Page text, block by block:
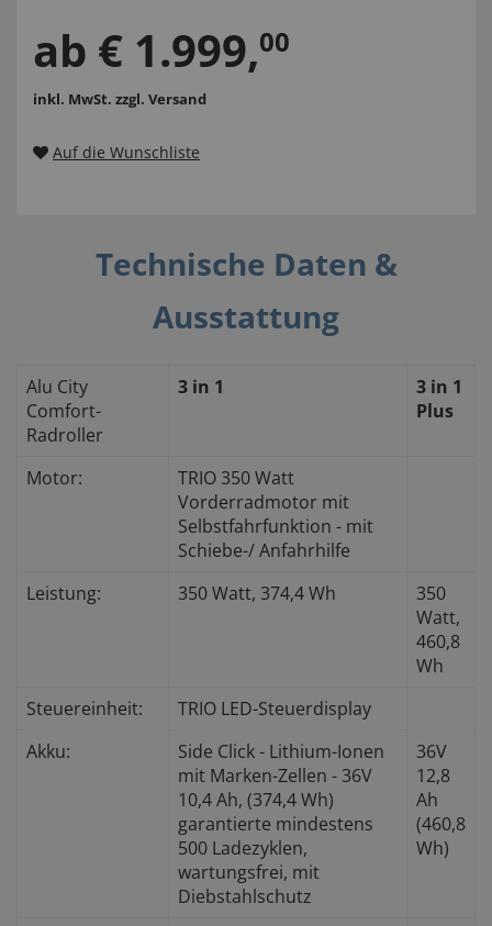
ab € 1.999,00
inkl. MwSt. zzgl. Versand
Auf die Wunschliste
Technische Daten &
Ausstattung
Alu City
Comfort-
Radroller
3 in 1
3 in 1
Plus
Motor:
TRIO 350 Watt
Vorderradmotor mit
Selbstfahrfunktion - mit
Schiebe-/ Anfahrhilfe
Leistung:
350 Watt, 374,4 Wh
350
Watt,
460,8
Wh
Steuereinheit:
TRIO LED-Steuerdisplay
Akku:
Side Click - Lithium-Ionen
mit Marken-Zellen - 36V
10,4 Ah, (374,4 Wh)
garantierte mindestens
500 Ladezyklen,
wartungsfrei, mit
Diebstahlschutz
36V
12,8
Ah
(460,8
Wh)